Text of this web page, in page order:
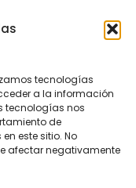
tecnologías
a la información
tecnologías nos
de
este sitio. No
afectar negativamente